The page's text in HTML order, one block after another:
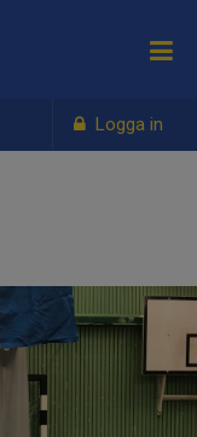
Logga in